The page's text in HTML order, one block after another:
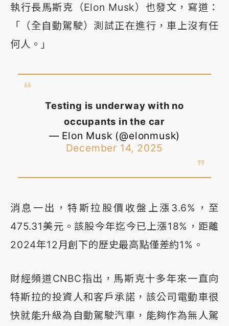
執行長馬斯克（Elon Musk）也發文，寫道：
「（全自動駕駛）測試正在進行，車上沒有任
何人。」
Testing is underway with no
occupants in the car
— Elon Musk (@elonmusk)
December 14, 2025
消息一出，特斯拉股價收盤上漲3.6%，至
475.31美元。該股今年迄今已上漲18%，距離
2024年12月創下的歷史最高點僅差約1%。
財經頻道CNBC指出，馬斯克十多年來一直向
特斯拉的投資人和客戶承諾，該公司電動車很
快就能升級為自動駕駛汽車，能夠作為無人駕